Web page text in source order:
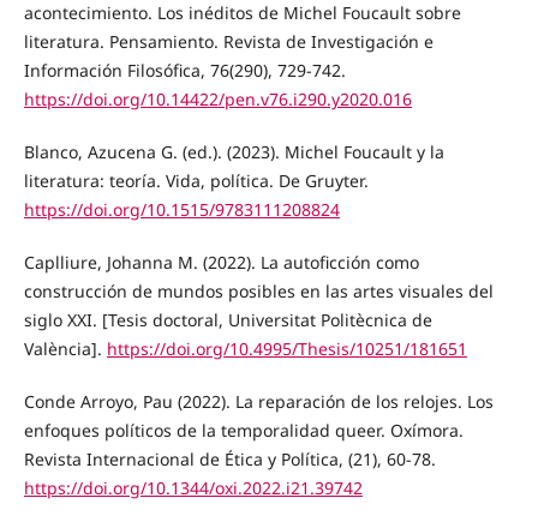
acontecimiento. Los inéditos de Michel Foucault sobre
literatura. Pensamiento. Revista de Investigación e
Información Filosófica, 76(290), 729-742.
https://doi.org/10.14422/pen.v76.i290.y2020.016
Blanco, Azucena G. (ed.). (2023). Michel Foucault y la
literatura: teoría. Vida, política. De Gruyter.
https://doi.org/10.1515/9783111208824
Caplliure, Johanna M. (2022). La autoficción como
construcción de mundos posibles en las artes visuales del
siglo XXI. [Tesis doctoral, Universitat Politècnica de
València]. https://doi.org/10.4995/Thesis/10251/181651
Conde Arroyo, Pau (2022). La reparación de los relojes. Los
enfoques políticos de la temporalidad queer. Oxímora.
Revista Internacional de Ética y Política, (21), 60-78.
https://doi.org/10.1344/oxi.2022.i21.39742